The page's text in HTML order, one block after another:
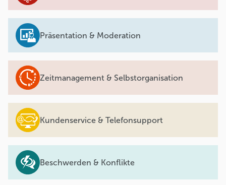
Präsentation & Moderation
Zeitmanagement & Selbstorganisation
Kundenservice & Telefonsupport
Beschwerden & Konflikte